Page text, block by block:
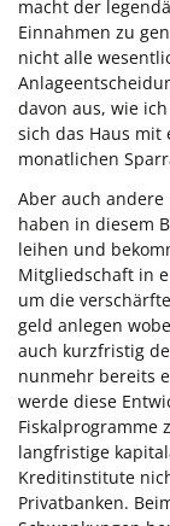
macht der
Einnahmen zu
nicht alle
davon aus, wie
sich das Haus
monatlichen
Aber auch
haben in diesem
leihen und
Mitgliedschaft in
um die
geld anlegen
auch kurzfristig
nunmehr bereits
werde diese
Fiskalprogramme
langfristige
Kreditinstitute
Privatbanken.